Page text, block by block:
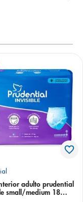
adulto prudential
small/medium 18